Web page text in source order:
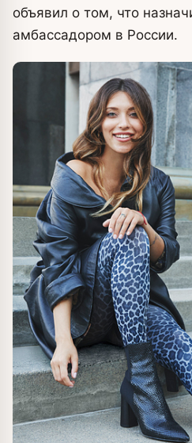
объявил о том, что
амбассадором в России.